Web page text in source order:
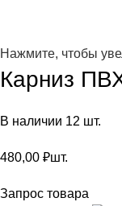
Нажмите, чтобы
Карниз
В наличии 12 шт.
480,00 ₽шт.
Запрос товара